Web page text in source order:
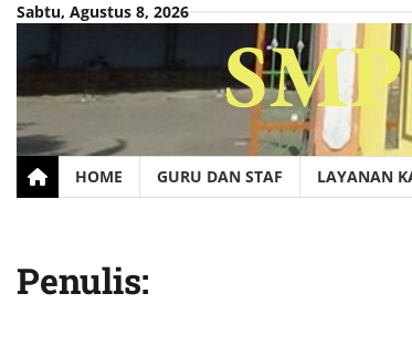
Skip
content
Sabtu, Agustus 8, 2026
HOME GURU DAN STAF LAYANAN
Penulis: